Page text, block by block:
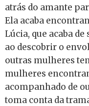
atrás do amante
Ela acaba
Lúcia, que acaba
ao descobrir o
outras mulheres
mulheres
acompanhado de
toma conta da